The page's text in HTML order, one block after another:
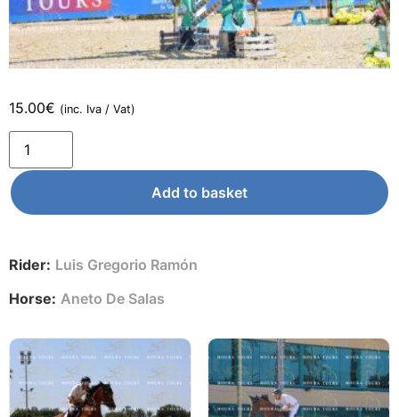
15.00€ (inc. Iva / Vat)
Add to basket
Rider: Luis Gregorio Ramón
Horse: Aneto De Salas